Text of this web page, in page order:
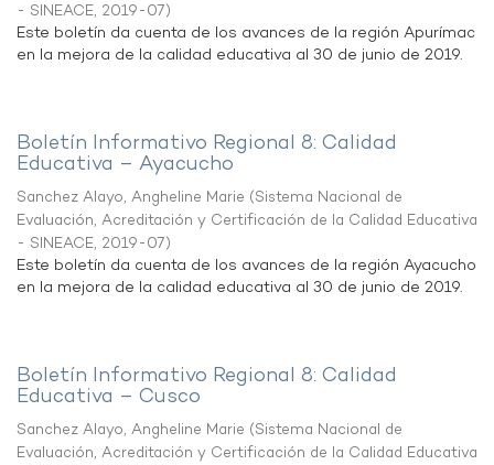
- SINEACE, 2019-07)
Este boletín da cuenta de los avances de la región Apurímac
en la mejora de la calidad educativa al 30 de junio de 2019.
Boletín Informativo Regional 8: Calidad
Educativa – Ayacucho
Sanchez Alayo, Angheline Marie (Sistema Nacional de
Evaluación, Acreditación y Certificación de la Calidad Educativa
- SINEACE, 2019-07)
Este boletín da cuenta de los avances de la región Ayacucho
en la mejora de la calidad educativa al 30 de junio de 2019.
Boletín Informativo Regional 8: Calidad
Educativa – Cusco
Sanchez Alayo, Angheline Marie (Sistema Nacional de
Evaluación, Acreditación y Certificación de la Calidad Educativa